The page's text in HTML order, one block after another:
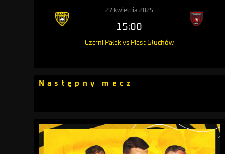
27 kwietnia 2025
15:00
Czarni Pałck vs Piast Głuchów
Następny mecz